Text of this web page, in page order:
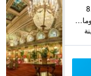
Via Vittorio Veneto 62, روما, إيطاليا